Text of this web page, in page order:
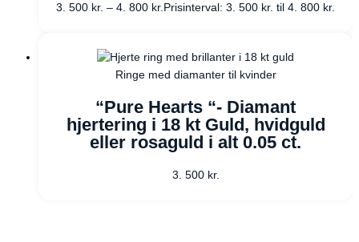
3. 500 kr. – 4. 800 kr. Prisinterval: 3. 500 kr. til 4. 800 kr.
Ringe med diamanter til kvinder
“Pure Hearts “- Diamant
hjertering i 18 kt Guld, hvidguld
eller rosaguld i alt 0.05 ct.
3. 500 kr.